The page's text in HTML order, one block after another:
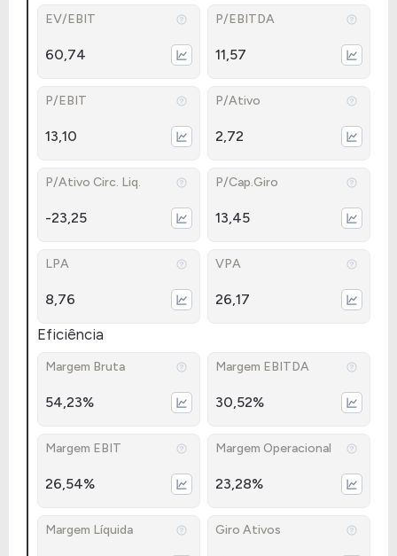
EV/EBIT
60,74
P/EBITDA
11,57
P/EBIT
13,10
P/Ativo
2,72
P/Ativo Circ. Liq.
-23,25
P/Cap.Giro
13,45
LPA
8,76
VPA
26,17
Eficiência
Margem Bruta
54,23%
Margem EBITDA
30,52%
Margem EBIT
26,54%
Margem Operacional
23,28%
Margem Líquida Giro Ativos